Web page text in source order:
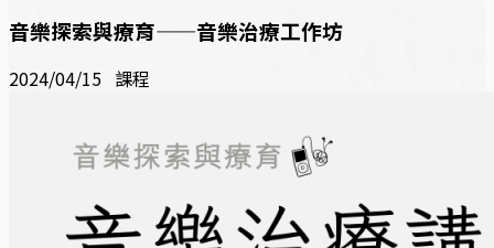
音樂探索與療育——音樂治療工作坊
2024/04/15 課程